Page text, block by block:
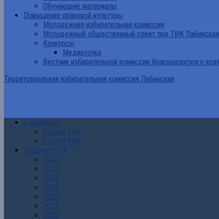
Обучающие материалы
Повышение правовой культуры
Молодежная избирательная комиссия
Молодежный общественный совет при ТИК Лабинская
Конкурсы
Медиаточка
Вестник избирательной комиссии Краснодарского
Территориальная избирательная комиссия Лабинская
О комиссии
Состав ТИК
Состав УИК
Решения ТИК
2026
2025
2024
2023
2022
2021
2020